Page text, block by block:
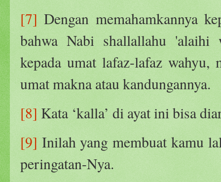
[7] Dengan memahamkannya
bahwa Nabi shallallahu 'alaihi
kepada umat lafaz-lafaz wahyu,
umat makna atau kandungannya.
[8] Kata ‘kalla’ di ayat ini bisa
[9] Inilah yang membuat kamu
peringatan-Nya.